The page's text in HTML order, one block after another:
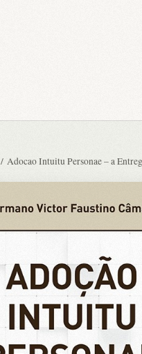
/ Adocao Intuitu Personae – a